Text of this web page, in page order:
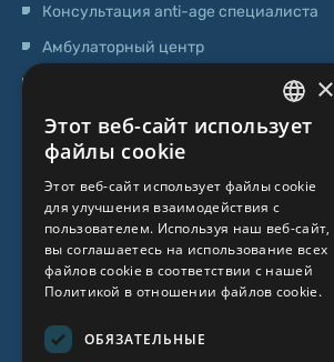
Консультация anti-age специалиста
Амбулаторный центр
О НАС
О клинике
Цены
Статьи
LATVIAN
RUSSIAN
LITHUANIAN
NORWEGIAN
×
Этот веб-сайт использует
файлы cookie
Этот веб-сайт использует файлы cookie
для улучшения взаимодействия с
пользователем. Используя наш веб-сайт,
вы соглашаетесь на использование всех
файлов cookie в соответствии с нашей
Политикой в ​​отношении файлов cookie.
ОБЯЗАТЕЛЬНЫЕ